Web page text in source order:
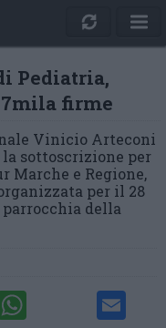
Pediatria,
firme
Vinicio Arteconi
sottoscrizione per
Marche e Regione,
per il 28
parrocchia della